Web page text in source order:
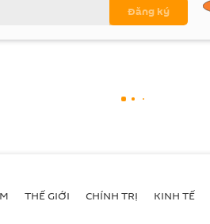
THẾ GIỚI CHÍNH TRỊ KINH TẾ